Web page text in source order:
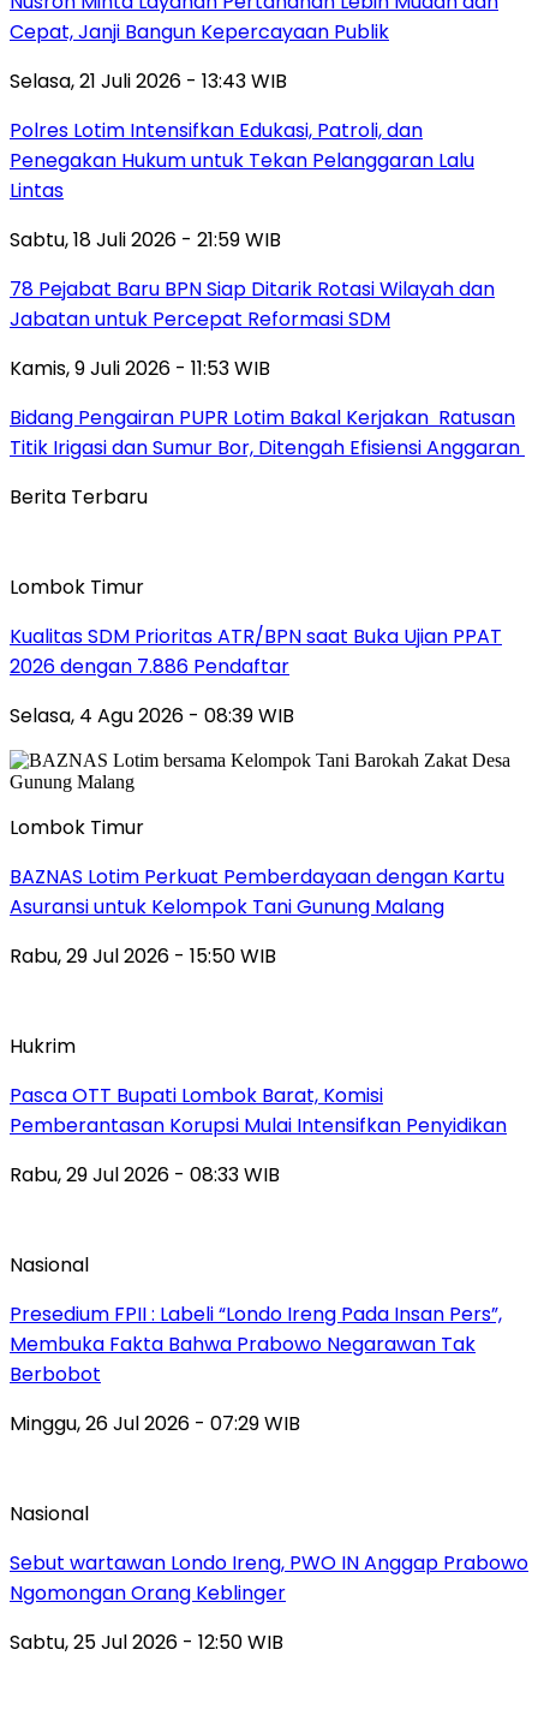
Cepat, Janji Bangun Kepercayaan Publik
Selasa, 21 Juli 2026 - 13:43 WIB
Polres Lotim Intensifkan Edukasi, Patroli, dan
Penegakan Hukum untuk Tekan Pelanggaran Lalu
Lintas
Sabtu, 18 Juli 2026 - 21:59 WIB
78 Pejabat Baru BPN Siap Ditarik Rotasi Wilayah dan
Jabatan untuk Percepat Reformasi SDM
Kamis, 9 Juli 2026 - 11:53 WIB
Bidang Pengairan PUPR Lotim Bakal Kerjakan Ratusan
Titik Irigasi dan Sumur Bor, Ditengah Efisiensi Anggaran
Berita Terbaru
Lombok Timur
Kualitas SDM Prioritas ATR/BPN saat Buka Ujian PPAT
2026 dengan 7.886 Pendaftar
Selasa, 4 Agu 2026 - 08:39 WIB
Lombok Timur
BAZNAS Lotim Perkuat Pemberdayaan dengan Kartu
Asuransi untuk Kelompok Tani Gunung Malang
Rabu, 29 Jul 2026 - 15:50 WIB
Hukrim
Pasca OTT Bupati Lombok Barat, Komisi
Pemberantasan Korupsi Mulai Intensifkan Penyidikan
Rabu, 29 Jul 2026 - 08:33 WIB
Nasional
Presedium FPII : Labeli “Londo Ireng Pada Insan Pers”,
Membuka Fakta Bahwa Prabowo Negarawan Tak
Berbobot
Minggu, 26 Jul 2026 - 07:29 WIB
Nasional
Sebut wartawan Londo Ireng, PWO IN Anggap Prabowo
Ngomongan Orang Keblinger
Sabtu, 25 Jul 2026 - 12:50 WIB